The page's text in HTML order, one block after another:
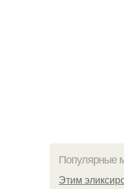
Популярные
Этим